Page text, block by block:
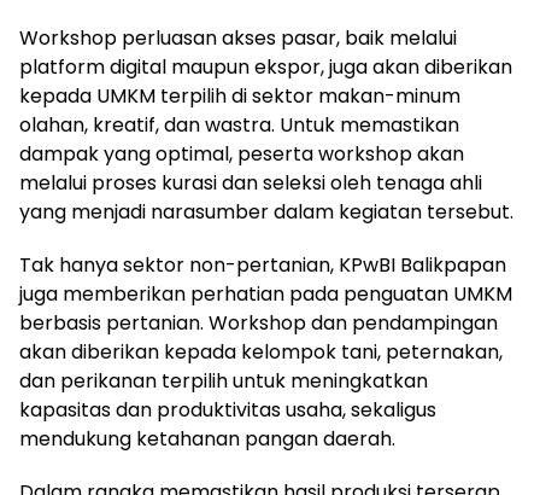
Workshop perluasan akses pasar, baik melalui
platform digital maupun ekspor, juga akan diberikan
kepada UMKM terpilih di sektor makan-minum
olahan, kreatif, dan wastra. Untuk memastikan
dampak yang optimal, peserta workshop akan
melalui proses kurasi dan seleksi oleh tenaga ahli
yang menjadi narasumber dalam kegiatan tersebut.
Tak hanya sektor non-pertanian, KPwBI Balikpapan
juga memberikan perhatian pada penguatan UMKM
berbasis pertanian. Workshop dan pendampingan
akan diberikan kepada kelompok tani, peternakan,
dan perikanan terpilih untuk meningkatkan
kapasitas dan produktivitas usaha, sekaligus
mendukung ketahanan pangan daerah.